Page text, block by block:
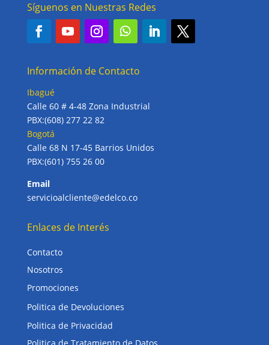
Síguenos en Nuestras Redes
Información de Contacto
Ibagué
Calle 60 # 4-48 Zona Industrial
PBX:(608) 277 22 82
Bogotá
Calle 68 N 17-45 Barrios Unidos
PBX:(601) 755 26 00
Email
servicioalcliente@edelco.co
Enlaces de Interés
Contacto
Nosotros
Promociones
Politica de Devoluciones
Politica de Privacidad